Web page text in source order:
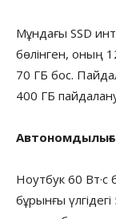
Мұндағы SSD
бөлінген, оның
70 ГБ бос.
400 ГБ
Ноутбук 60 Вт·с
бұрынғы